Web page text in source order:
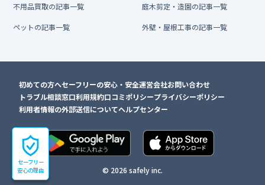
セーフリー
安心の理由
不用品買取の記事一覧 庭木剪定・造園の記事一覧
ペットの記事一覧 外壁・屋根工事の記事一覧
初めての方へセーフリーの安心・安全運営会社お問い合わせ
トラブル相談窓口利用規約口コミポリシープライバシーポリシー
利用者情報の外部送信についてヘルプセンター
© 2026 safely inc.